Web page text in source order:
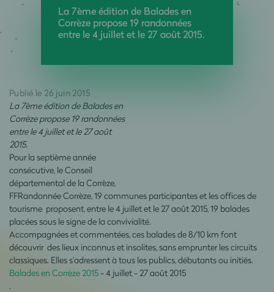
La 7ème édition de Balades en
Corrèze propose 19 randonnées
entre le 4 juillet et le 27 août 2015.
Publié le 26 juin 2015
La 7ème édition de Balades en
Corrèze propose 19 randonnées
entre le 4 juillet et le 27 août
2015.
Pour la septième année
consécutive, le Conseil
départemental de la Corrèze,
FFRandonnée Corrèze, 19 communes participantes et les offices de
tourisme proposent, entre le 4 juillet et le 27 août 2015, 19 balades
placées sous le signe de la convivialité.
Accompagnées et commentées, ces balades de 8/10 km font
découvrir des lieux inconnus et insolites, sans emprunter les circuits
classiques. Elles s’adressent à tous les publics, débutants ou initiés.
Balades en Corrèze 2015- 4 juillet - 27 août 2015
.